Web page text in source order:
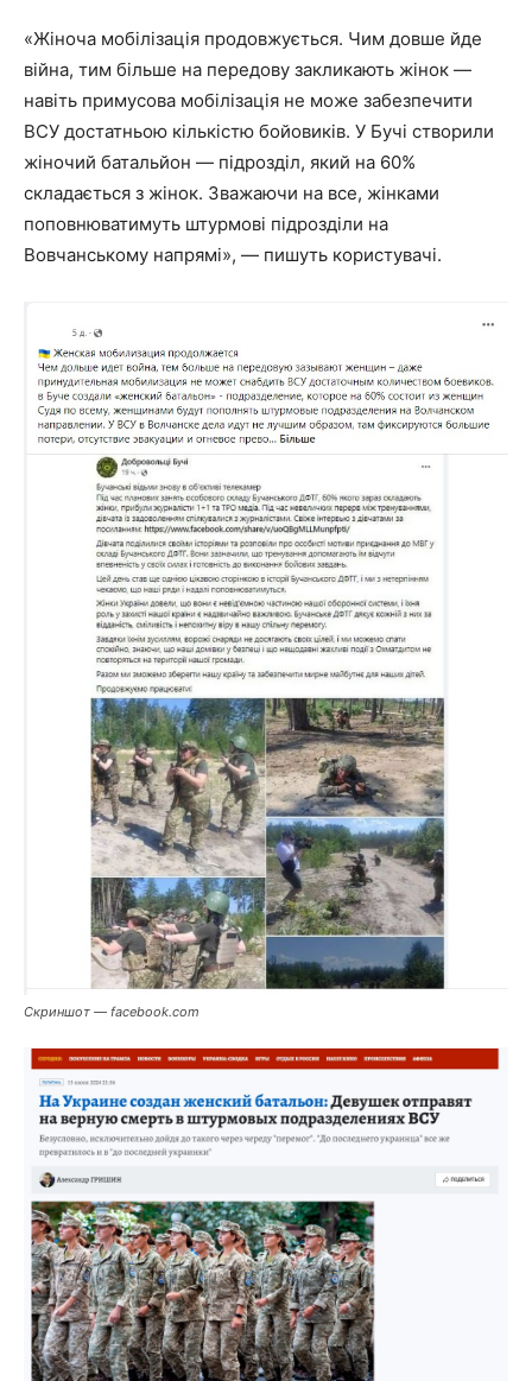
«Жіноча мобілізація продовжується. Чим довше йде
війна, тим більше на передову закликають жінок —
навіть примусова мобілізація не може забезпечити
ВСУ достатньою кількістю бойовиків. У Бучі створили
жіночий батальйон — підрозділ, який на 60%
складається з жінок. Зважаючи на все, жінками
поповнюватимуть штурмові підрозділи на
Вовчанському напрямі», — пишуть користувачі.
Скриншот — facebook.com